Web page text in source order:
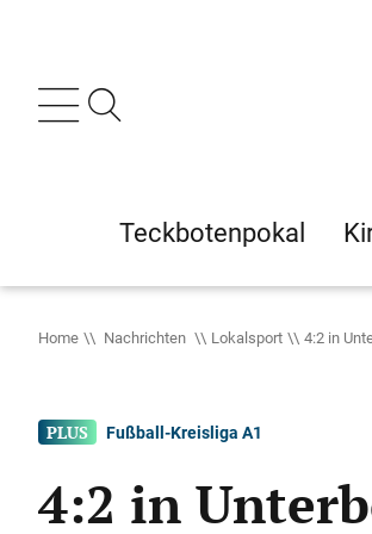
Teckbotenpokal
Home Nachrichten Lokalsport 4:2 in
Fußball-Kreisliga A1
4:2 in